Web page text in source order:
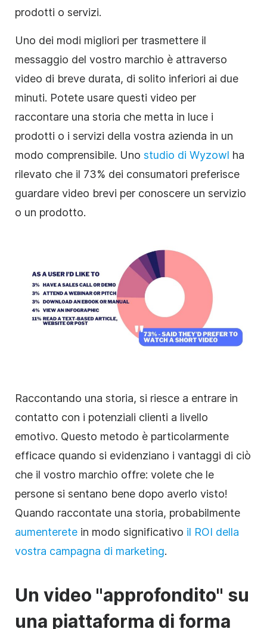
prodotti o servizi.
Uno dei modi migliori per trasmettere il
messaggio del vostro marchio è attraverso
video di breve durata, di solito inferiori ai due
minuti. Potete usare questi video per
raccontare una storia che metta in luce i
prodotti o i servizi della vostra azienda in un
modo comprensibile. Uno studio di Wyzowl ha
rilevato che il 73% dei consumatori preferisce
guardare video brevi per conoscere un servizio
o un prodotto.
Raccontando una storia, si riesce a entrare in
contatto con i potenziali clienti a livello
emotivo. Questo metodo è particolarmente
efficace quando si evidenziano i vantaggi di ciò
che il vostro marchio offre: volete che le
persone si sentano bene dopo averlo visto!
Quando raccontate una storia, probabilmente
aumenterete in modo significativo il ROI della
vostra campagna di marketing.
Un video "approfondito" su
una piattaforma di forma